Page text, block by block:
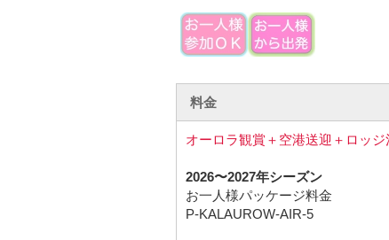
料金
オーロラ観賞＋空港送迎＋ロッ
2026〜2027年シーズン
お一人様パッケージ料金
P-KALAUROW-AIR-5